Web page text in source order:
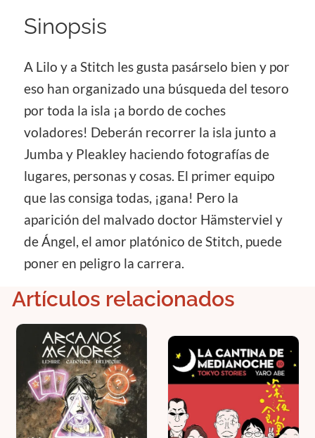
Sinopsis
A Lilo y a Stitch les gusta pasárselo bien y por
eso han organizado una búsqueda del tesoro
por toda la isla ¡a bordo de coches
voladores! Deberán recorrer la isla junto a
Jumba y Pleakley haciendo fotografías de
lugares, personas y cosas. El primer equipo
que las consiga todas, ¡gana! Pero la
aparición del malvado doctor Hämsterviel y
de Ángel, el amor platónico de Stitch, puede
poner en peligro la carrera.
Artículos relacionados